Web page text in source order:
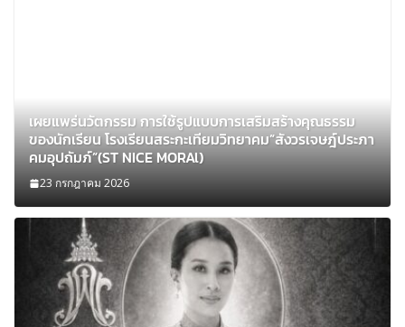
เผยแพร่นวัตกรรม การใช้รูปแบบการเสริมสร้างคุณธรรม
ของนักเรียน โรงเรียนสระกะเทียมวิทยาคม”สังวรเจษฎ์ประภา
คมอุปถัมภ์”(ST NICE MORAl)
23 กรกฎาคม 2026